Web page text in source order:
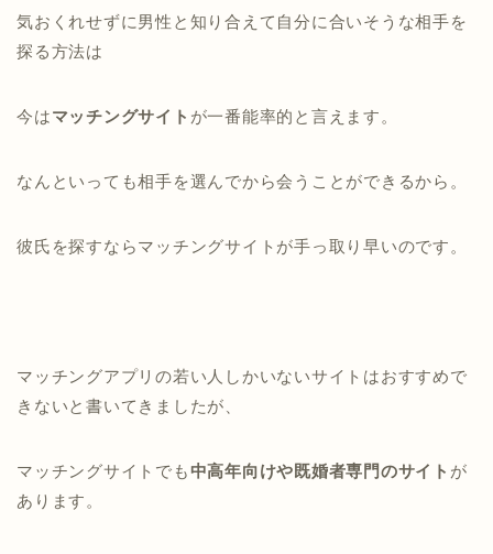
気おくれせずに男性と知り合えて自分に合いそうな相手を
探る方法は
今はマッチングサイト が一番能率的と言えます。
なんといっても相手を選んでから会うことができるから。
彼氏を探すならマッチングサイトが手っ取り早いのです。
マッチングアプリの若い人しかいないサイトはおすすめで
きないと書いてきましたが、
マッチングサイトでも中高年向けや既婚者専門のサイト が
あります。